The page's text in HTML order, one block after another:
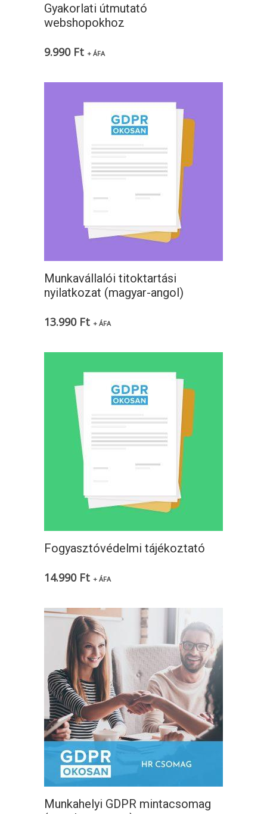
Gyakorlati útmutató
webshopokhoz
9.990 Ft + ÁFA
Munkavállalói titoktartási
nyilatkozat (magyar-angol)
13.990 Ft + ÁFA
Fogyasztóvédelmi tájékoztató
14.990 Ft + ÁFA
Munkahelyi GDPR mintacsomag